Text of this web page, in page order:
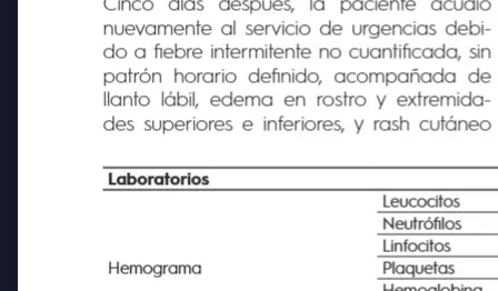
Cinco
días después, la paciente
acudió
nuevamente al servicio de urgencias debi-
do a fiebre intermitente no cuantificada, sin
patrón horario definido, acompañada de
llanto lábil, edema en rostro y extremida-
des superiores e inferiores, y rash cutáneo
Laboratorios
Hemograma
Leucocitos
Neutrófilos
Linfocitos
Plaquetas